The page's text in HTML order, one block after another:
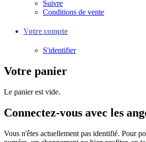
Suivre
Conditions de vente
Votre compte
S'identifier
Votre panier
Le panier est vide.
Connectez-vous avec les
Vous n'êtes actuellement pas identifié. Pour